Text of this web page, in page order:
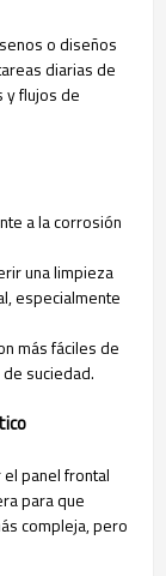
o diseños
diarias de
y flujos de
a la corrosión
una limpieza
especialmente
más fáciles de
suciedad.
panel frontal
para que
compleja, pero